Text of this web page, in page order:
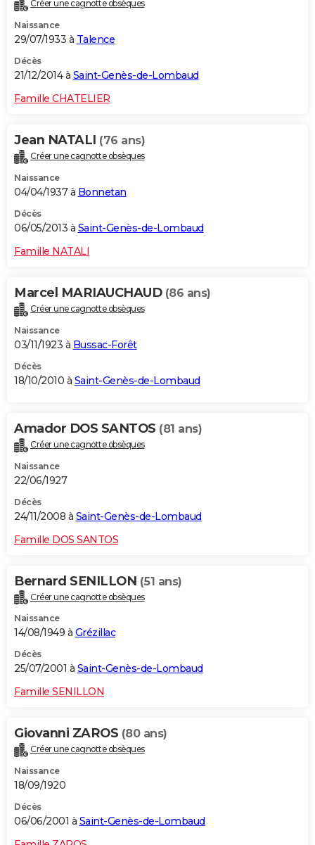
Créer une cagnotte obsèques
Naissance
29/07/1933 à Talence
Décès
21/12/2014 à Saint-Genès-de-Lombaud
Famille CHATELIER
Jean NATALI (76 ans)
Créer une cagnotte obsèques
Naissance
04/04/1937 à Bonnetan
Décès
06/05/2013 à Saint-Genès-de-Lombaud
Famille NATALI
Marcel MARIAUCHAUD (86 ans)
Créer une cagnotte obsèques
Naissance
03/11/1923 à Bussac-Forêt
Décès
18/10/2010 à Saint-Genès-de-Lombaud
Amador DOS SANTOS (81 ans)
Créer une cagnotte obsèques
Naissance
22/06/1927
Décès
24/11/2008 à Saint-Genès-de-Lombaud
Famille DOS SANTOS
Bernard SENILLON (51 ans)
Créer une cagnotte obsèques
Naissance
14/08/1949 à Grézillac
Décès
25/07/2001 à Saint-Genès-de-Lombaud
Famille SENILLON
Giovanni ZAROS (80 ans)
Créer une cagnotte obsèques
Naissance
18/09/1920
Décès
06/06/2001 à Saint-Genès-de-Lombaud